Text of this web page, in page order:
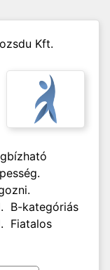
Kft.
B-kategóriás
Fiatalos